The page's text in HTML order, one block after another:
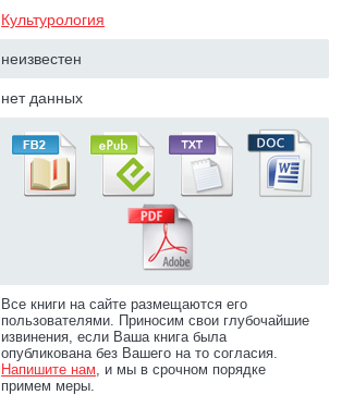
Культурология
неизвестен
нет данных
Все книги на сайте размещаются его
пользователями. Приносим свои глубочайшие
извинения, если Ваша книга была
опубликована без Вашего на то согласия.
Напишите нам, и мы в срочном порядке
примем меры.